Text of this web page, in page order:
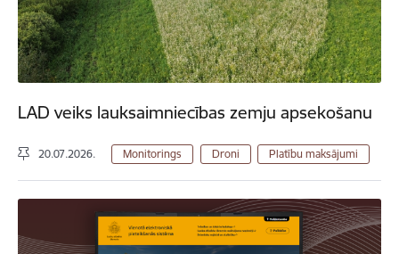
LAD veiks lauksaimniecības zemju apsekošanu
20.07.2026. Monitorings Droni Platību maksājumi